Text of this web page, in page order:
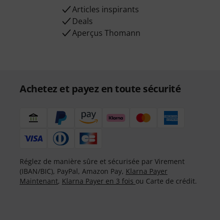
Articles inspirants
Deals
Aperçus Thomann
Achetez et payez en toute sécurité
Réglez de manière sûre et sécurisée par Virement
(IBAN/BIC), PayPal, Amazon Pay, Klarna Payer
Maintenant, Klarna Payer en 3 fois ou Carte de crédit.